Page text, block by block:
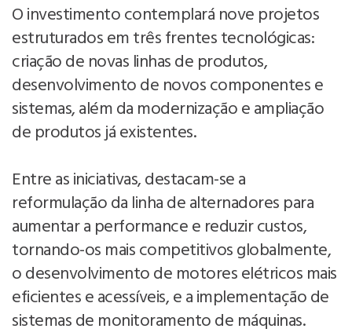
O investimento contemplará nove projetos
estruturados em três frentes tecnológicas:
criação de novas linhas de produtos,
desenvolvimento de novos componentes e
sistemas, além da modernização e ampliação
de produtos já existentes.
Entre as iniciativas, destacam-se a
reformulação da linha de alternadores para
aumentar a performance e reduzir custos,
tornando-os mais competitivos globalmente,
o desenvolvimento de motores elétricos mais
eficientes e acessíveis, e a implementação de
sistemas de monitoramento de máquinas.